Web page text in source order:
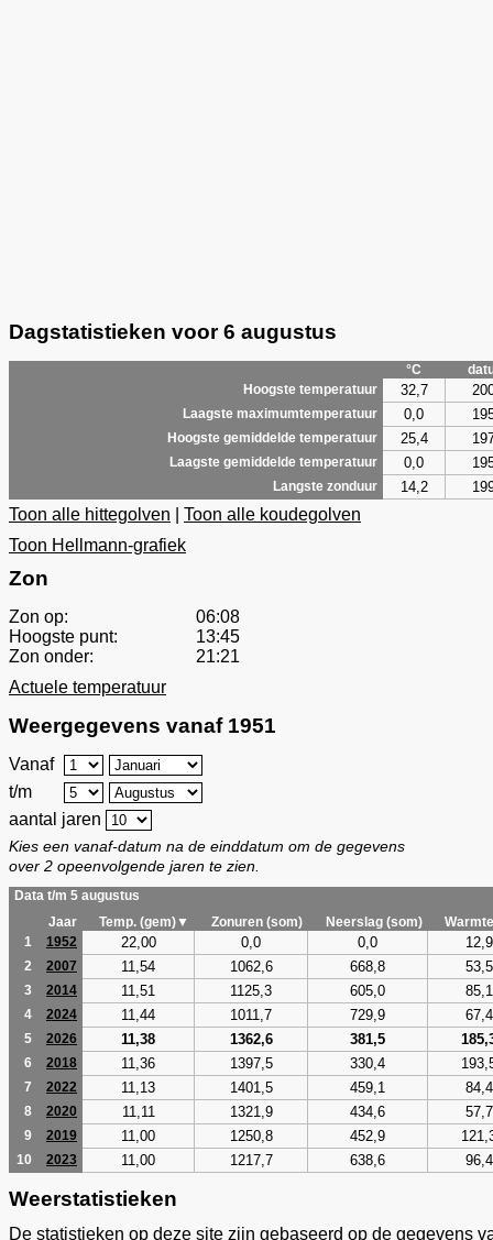
Dagstatistieken voor 6 augustus
°C
Hoogste temperatuur
32,7
Laagste maximumtemperatuur 0,0
Hoogste gemiddelde temperatuur 25,4
Laagste gemiddelde temperatuur 0,0
Langste zonduur 14,2
Toon alle hittegolven
Toon alle koudegolven
Toon Hellmann-grafiek
Zon
Zon op:
06:08
Hoogste punt:
13:45
Zon onder:
21:21
Actuele temperatuur
Weergegevens vanaf 1951
Vanaf
t/m
aantal jaren
Kies een vanaf-datum na de einddatum om de gegevens
over 2 opeenvolgende jaren te zien.
Data t/m 5 augustus
Jaar
Temp. (gem)▼ Zonuren (som) Neerslag (som)
1
1952 22,00 0,0 0,0 12,9
2 2007 11,54 1062,6 668,8 53,5
3 2014 11,51 1125,3 605,0 85,1
4 2024 11,44 1011,7 729,9 67,4
5 2026 11,38 1362,6 381,5
6 2018 11,36 1397,5 330,4
7 2022 11,13 1401,5 459,1 84,4
8 2020 11,11 1321,9 434,6 57,7
9 2019 11,00 1250,8 452,9
10 2023 11,00 1217,7 638,6 96,4
Weerstatistieken
De statistieken op deze site zijn gebaseerd op de gegevens